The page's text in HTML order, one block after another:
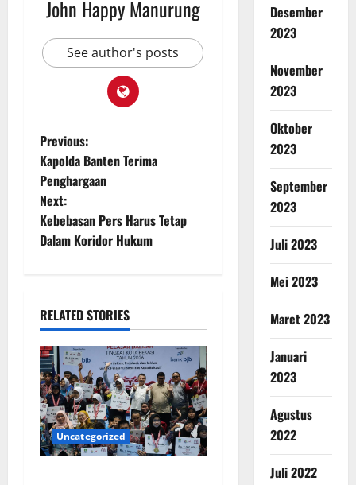
John Happy Manurung
See author's posts
Previous:
Kapolda Banten Terima
Penghargaan
Next:
Kebebasan Pers Harus Tetap
Dalam Koridor Hukum
RELATED STORIES
Uncategorized
Desember
2023
November
2023
Oktober
2023
September
2023
Juli 2023
Mei 2023
Maret 2023
Januari
2023
Agustus
2022
Juli 2022